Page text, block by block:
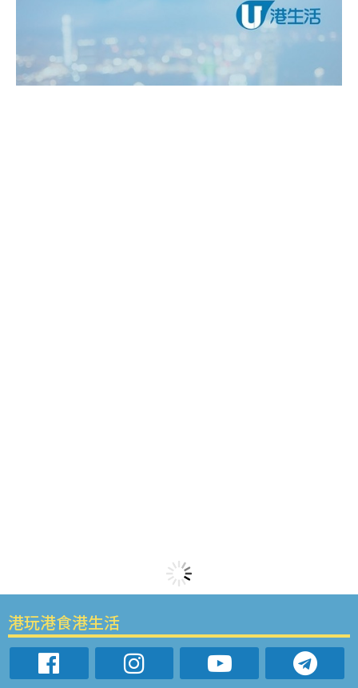
港玩港食港生活